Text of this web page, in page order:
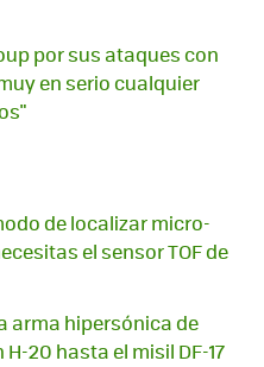
por sus ataques con
en serio cualquier
de localizar micro-
el sensor TOF de
arma hipersónica de
20 hasta el misil DF-17